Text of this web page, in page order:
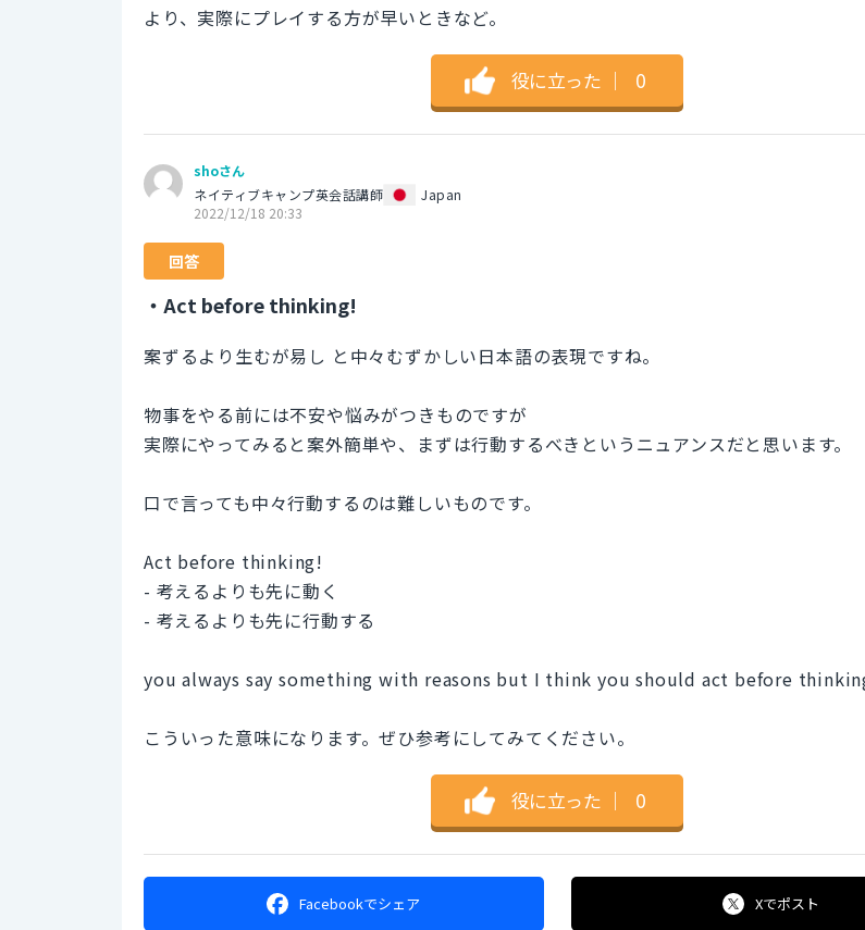
より、実際にプレイする方が早いときなど。
役に立った ｜ 0
shoさん
ネイティブキャンプ英会話講師
Japan
2022/12/18 20:33
回答
・Act before thinking!
案ずるより生むが易し と中々むずかしい日本語の表現ですね。
物事をやる前には不安や悩みがつきものですが
実際にやってみると案外簡単や、まずは行動するべきというニュアンスだと思います。
口で言っても中々行動するのは難しいものです。
Act before thinking!
- 考えるよりも先に動く
- 考えるよりも先に行動する
you always say something with reasons but I think you should act before
こういった意味になります。ぜひ参考にしてみてください。
役に立った ｜ 0
Facebookでシェア Xでポスト